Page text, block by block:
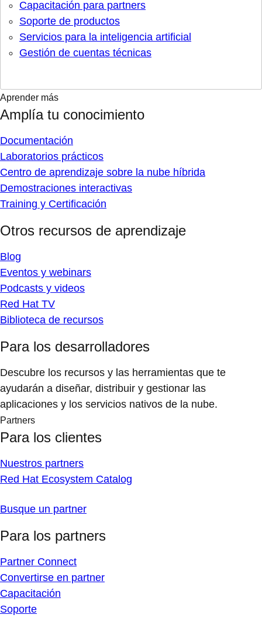
Capacitación para partners
Soporte de productos
Servicios para la inteligencia artificial
Gestión de cuentas técnicas
Aprender más
Amplía tu conocimiento
Documentación
Laboratorios prácticos
Centro de aprendizaje sobre la nube híbrida
Demostraciones interactivas
Training y Certificación
Otros recursos de aprendizaje
Blog
Eventos y webinars
Podcasts y videos
Red Hat TV
Biblioteca de recursos
Para los desarrolladores
Descubre los recursos y las herramientas que te
ayudarán a diseñar, distribuir y gestionar las
aplicaciones y los servicios nativos de la nube.
Partners
Para los clientes
Nuestros partners
Red Hat Ecosystem Catalog
Busque un partner
Para los partners
Partner Connect
Convertirse en partner
Capacitación
Soporte